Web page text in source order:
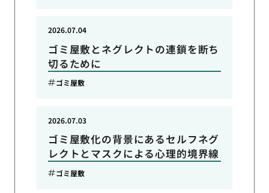
ゴミ屋敷とネグレクトの連鎖を断ち
切るために
2026.07.04
ゴミ屋敷
ゴミ屋敷化の背景にあるセルフネグ
レクトとマスクによる心理的境界線
2026.07.03
ゴミ屋敷